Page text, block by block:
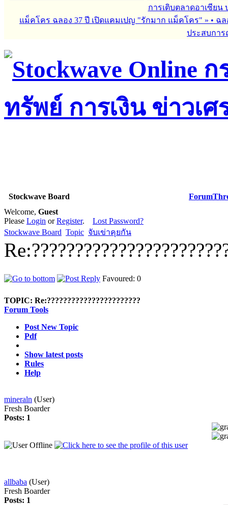
การเติบตลาดอาเซียน
แม็คโคร ฉลอง 37 ปี เปิดแคมเปญ "รักมาก แม็คโคร" » • ฉ
ประสบกา
Stockwave Board Forum
Welcome, Guest
Please Login orRegister. Lost Password?
Stockwave Board Topic จับเข่าคุยกัน
Favoured: 0
TOPIC: Re:???????????????????????
Forum Tools
Post New Topic
Pdf
Show latest posts
Rules
Help
mineraln (User)
Fresh Boarder
Posts: 1
allbaba (User)
Fresh Boarder
Posts: 1